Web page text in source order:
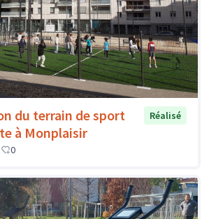
du terrain de sport
à Monplaisir
Réalisé
0